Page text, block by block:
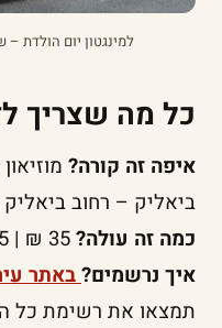
למינגטון יום הולדת –
כל מה שצריך
איפה זה קורה?
ביאליק – רחוב ביאליק 27
כמה זה עולה?
איך נרשמים?באתר
תמצאו את רשימת כל